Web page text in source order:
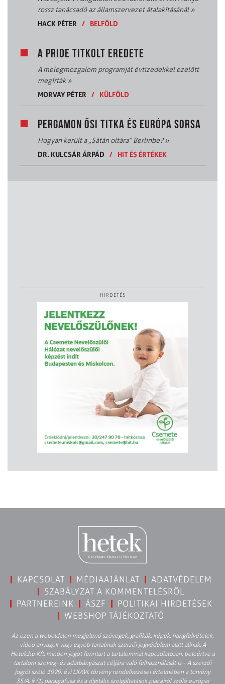
rossz tanácsadó az államszervezet átalakításánál»
HACK PÉTER / BELFÖLD
A PRIDE TITKOLT EREDETE
A melegmozgalom programját évtizedekkel ezelőtt
megírták»
MORVAY PÉTER / KÜLFÖLD
PERGAMON ŐSI TITKA ÉS EURÓPA SORSA
Hogyan került a „Sátán oltára” Berlinbe?»
DR. KULCSÁR ÁRPÁD
/ HIT ÉS ÉRTÉKEK
HIRDETÉS
KAPCSOLAT MÉDIAAJÁNLAT
ADATVÉDELEM
SZABÁLYZAT A KOMMENTELÉSRŐL
PARTNEREINK
ÁSZF
POLITIKAI HIRDETÉSEK
WEBSHOP TÁJÉKOZTATÓ
Az ezen a weboldalon megjelenő szövegek, grafikák, képek, hangfelvételek,
video anyagok vagy egyéb tartalmak szerzői jogvédelem alatt állnak. A
Hetek.hu Kft. minden jogot fenntart a tartalommal kapcsolatosan, beleértve a
tartalom szöveg- és adatbányászat céljára való felhasználását is – A szerzői
jogról szóló 1999. évi LXXVI. törvény rendelkezései értelmében a törvény
35/A. § (1) paragrafusa és a digitális szolgáltatások piacairól szóló európai